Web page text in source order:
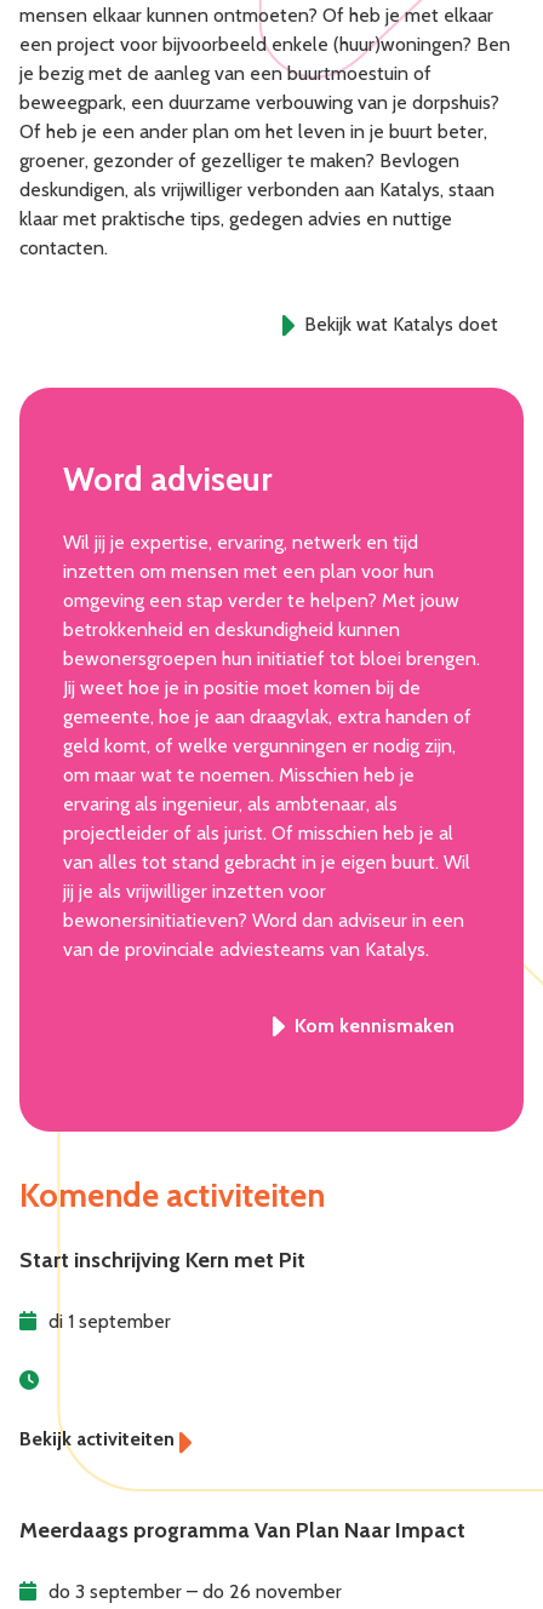
mensen elkaar kunnen ontmoeten? Of heb je met elkaar
een project voor bijvoorbeeld enkele (huur)woningen? Ben
je bezig met de aanleg van een buurtmoestuin of
beweegpark, een duurzame verbouwing van je dorpshuis?
Of heb je een ander plan om het leven in je buurt beter,
groener, gezonder of gezelliger te maken? Bevlogen
deskundigen, als vrijwilliger verbonden aan Katalys, staan
klaar met praktische tips, gedegen advies en nuttige
contacten.
Bekijk wat Katalys doet
Word adviseur
Wil jij je expertise, ervaring, netwerk en tijd
inzetten om mensen met een plan voor hun
omgeving een stap verder te helpen? Met jouw
betrokkenheid en deskundigheid kunnen
bewonersgroepen hun initiatief tot bloei brengen.
Jij weet hoe je in positie moet komen bij de
gemeente, hoe je aan draagvlak, extra handen of
geld komt, of welke vergunningen er nodig zijn,
om maar wat te noemen. Misschien heb je
ervaring als ingenieur, als ambtenaar, als
projectleider of als jurist. Of misschien heb je al
van alles tot stand gebracht in je eigen buurt. Wil
jij je als vrijwilliger inzetten voor
bewonersinitiatieven? Word dan adviseur in een
van de provinciale adviesteams van Katalys.
Kom kennismaken
Komende activiteiten
Start inschrijving Kern met Pit
di 1 september
Meerdaags programma Van Plan Naar Impact
do 3 september – do 26 november